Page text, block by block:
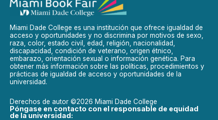
Miami Dade College es una institución que ofrece igualdad de
acceso y oportunidades y no discrimina por motivos de sexo,
raza, color, estado civil, edad, religión, nacionalidad,
discapacidad, condición de veterano, origen étnico,
embarazo, orientación sexual o información genética. Para
obtener más información sobre las políticas, procedimientos y
prácticas de igualdad de acceso y oportunidades de la
universidad.
Derechos de autor ©2026 Miami Dade College
Póngase en contacto con el responsable de equidad
de la universidad: